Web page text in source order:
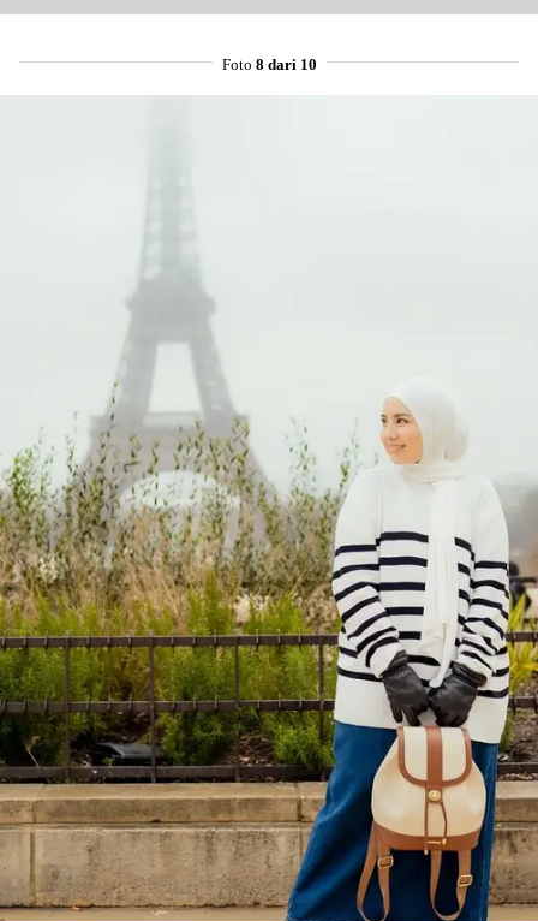
Foto 8 dari 10